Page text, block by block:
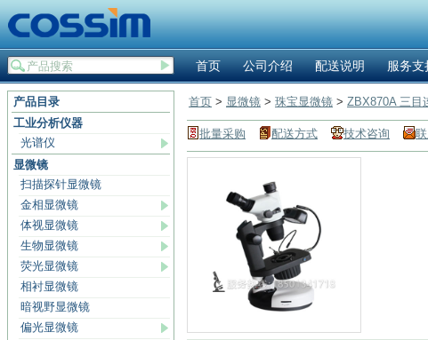
首页 公司介绍 配送说明 服务支
产品目录
工业分析仪器
光谱仪
显微镜
扫描探针显微镜
金相显微镜
体视显微镜
生物显微镜
荧光显微镜
相衬显微镜
暗视野显微镜
偏光显微镜
首页 > 显微镜 > 珠宝显微镜 > ZBX870A 三目
批量采购 配送方式 技术咨询